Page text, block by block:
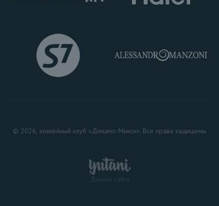
© 2026, хоккейный клуб «Динамо-Минск». Все права защищены
Дизайн сайта